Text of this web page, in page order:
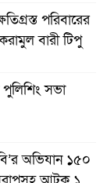
পরিবারের
বারী টিপু
সভা
অভিযান ১৫০